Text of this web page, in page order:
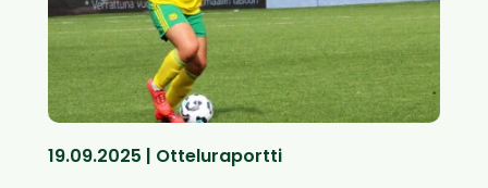
19.09.2025 | Otteluraportti